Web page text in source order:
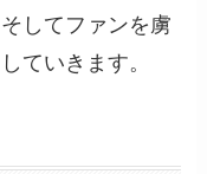
してファンを虜
ていきます。